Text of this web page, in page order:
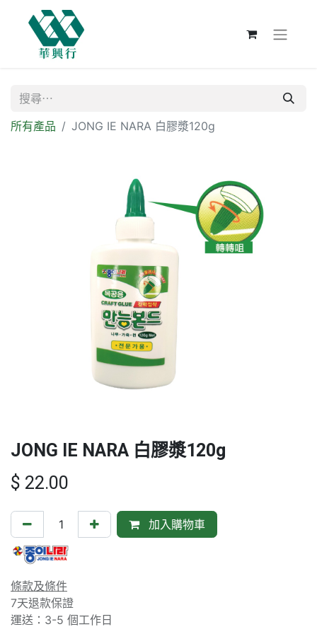
所有產品 JONG IE NARA 白膠漿120g
JONG IE NARA 白膠漿120g
$ 22.00
加入購物車
條款及條件
7天退款保證
運送：3-5 個工作日